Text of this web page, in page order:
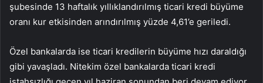
şubesinde 13 haftalık yıllıklandırılmış ticari kredi büyüme
oranı kur etkisinden arındırılmış yüzde 4,61’e geriledi.
Özel bankalarda ise ticari kredilerin büyüme hızı daraldığı
gibi yavaşladı. Nitekim özel bankalarda ticari kredi